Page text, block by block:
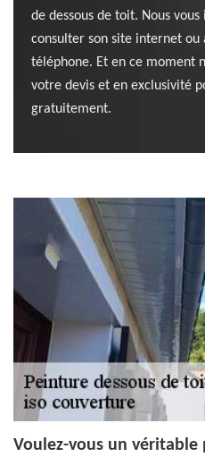
de dessous de toit. Nous
consulter son site internet ou
téléphone. Et en ce moment
votre devis et en exclusivité
gratuitement.
Voulez-vous un